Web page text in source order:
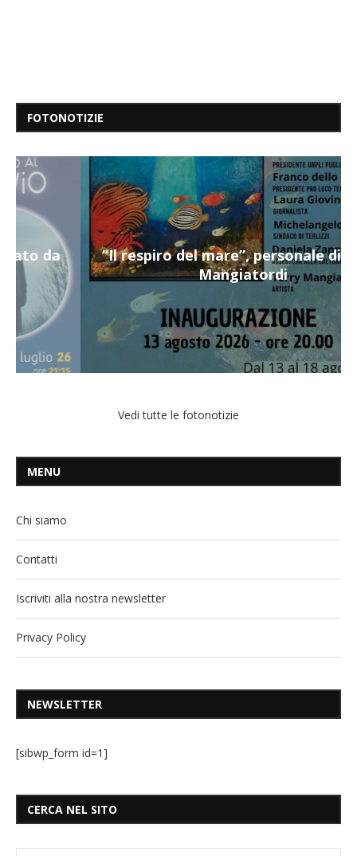
FOTONOTIZIE
“Il respiro del mare”, personale di Terry
Mangiatordi
Vedi tutte le fotonotizie
MENU
Chi siamo
Contatti
Iscriviti alla nostra newsletter
Privacy Policy
NEWSLETTER
[sibwp_form id=1]
CERCA NEL SITO